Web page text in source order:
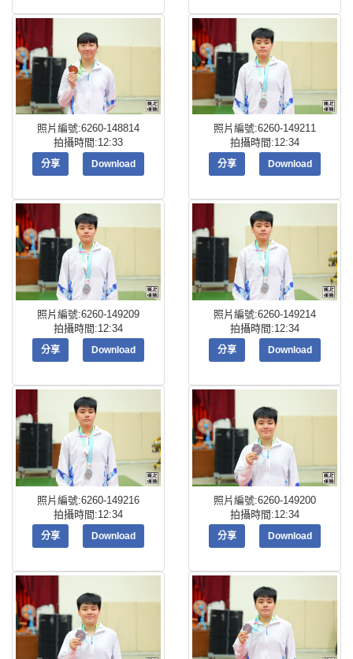
照片編號:6260-148814
拍攝時間:12:33
分享 Download
照片編號:6260-149211
拍攝時間:12:34
分享 Download
照片編號:6260-149209
拍攝時間:12:34
分享 Download
照片編號:6260-149214
拍攝時間:12:34
分享 Download
照片編號:6260-149216
拍攝時間:12:34
分享 Download
照片編號:6260-149200
拍攝時間:12:34
分享 Download